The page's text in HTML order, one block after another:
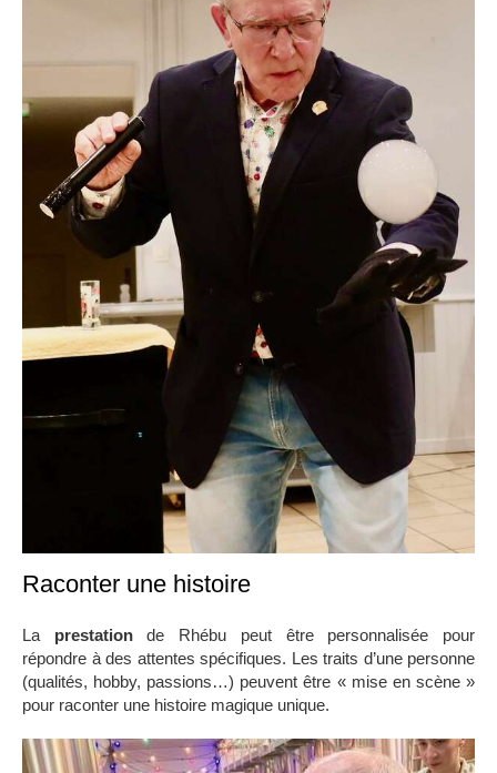
Raconter une histoire
La prestationde Rhébu peut être personnalisée pour
répondre à des attentes spécifiques. Les traits d’une personne
(qualités, hobby, passions…) peuvent être « mise en scène »
pour raconter une histoire magique unique.